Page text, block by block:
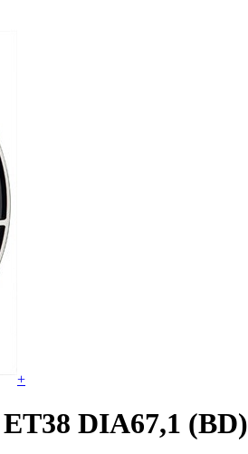
+
DIA67,1 (BD)